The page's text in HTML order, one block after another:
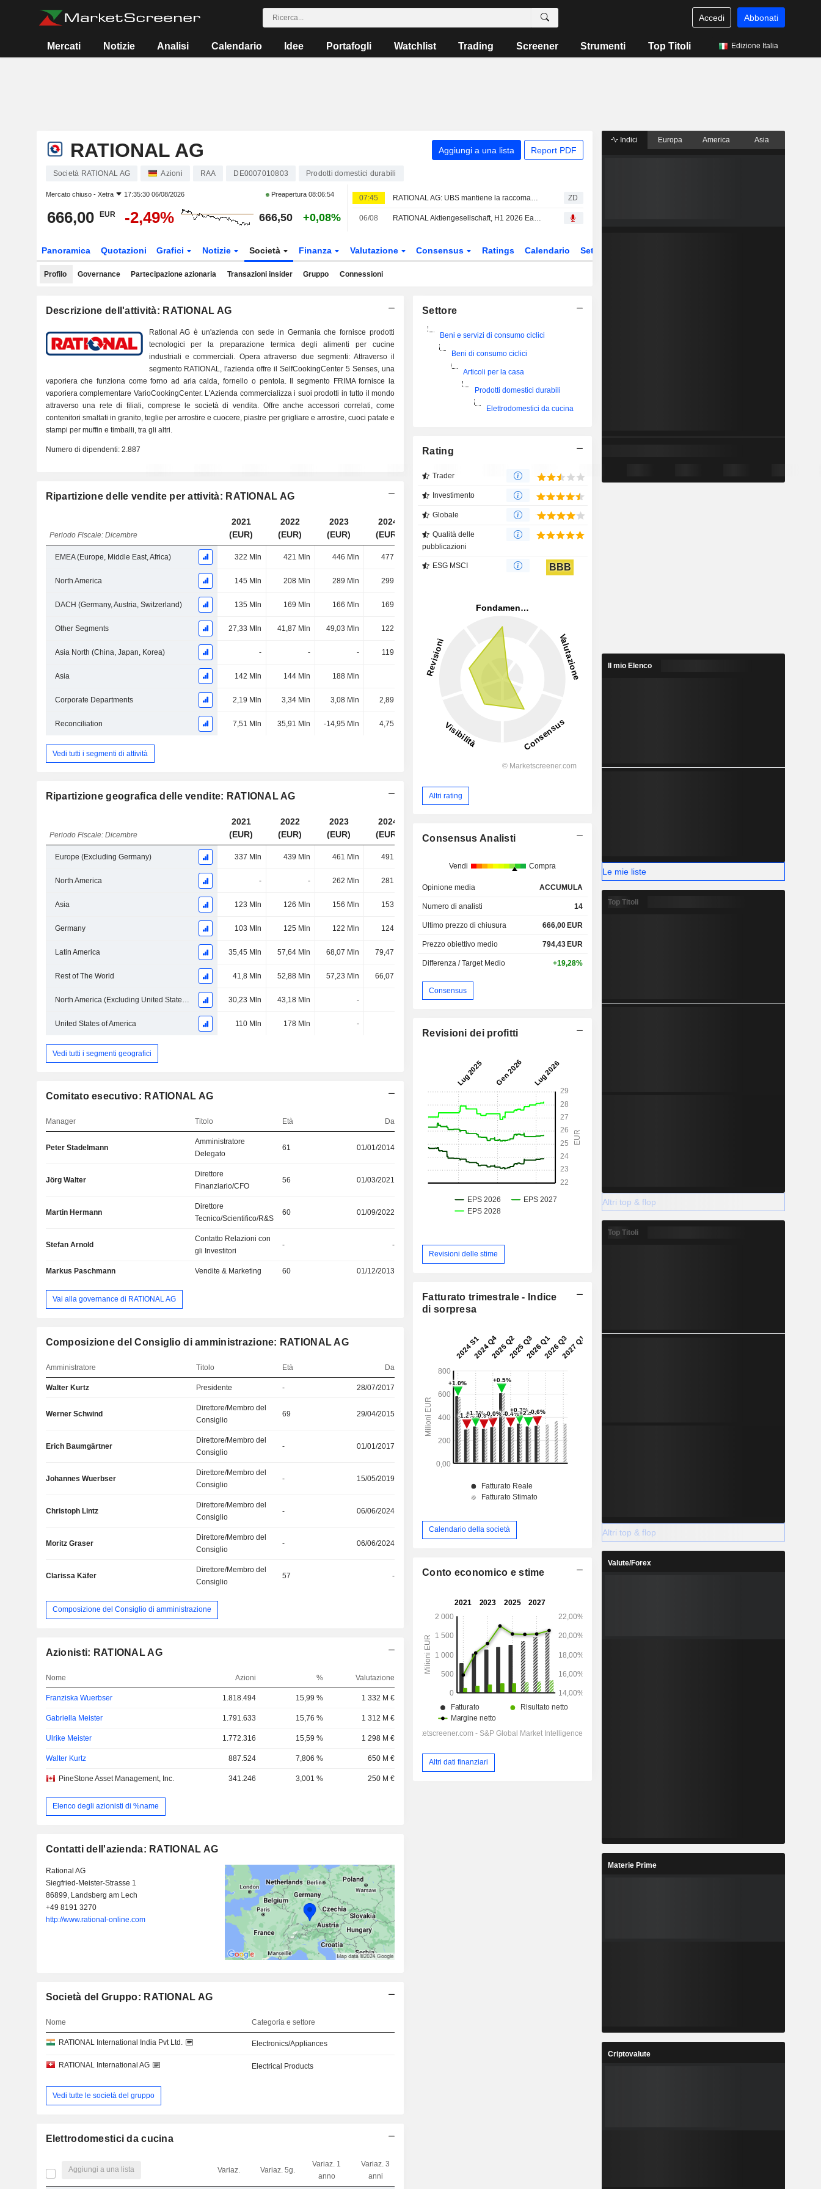
Accedi Abbonati
Mercati Notizie Analisi Calendario Idee Portafogli Watchlist Trading Screener Strumenti Top Titoli Edizione Italia
RATIONAL AG Aggiungi a una lista Report PDF
Società RATIONAL AG Azioni RAA DE0007010803 Prodotti domestici durabili
Mercato chiuso - Xetra 17:35:30 06/08/2026 Preapertura 08:06:54
666,00 EUR -2,49% 666,50 +0,08%
07:45 RATIONAL AG: UBS mantiene la raccomandazione Buy ZD
06/08 RATIONAL Aktiengesellschaft, H1 2026 Earnings Call, Aug 06, 2026
Panoramica Quotazioni Grafici Notizie Società Finanza Valutazione Consensus Ratings Calendario Settore
Profilo Governance Partecipazione azionaria Transazioni insider Gruppo Connessioni
Descrizione dell'attività: RATIONAL AG
Rational AG è un'azienda con sede in Germania che fornisce prodotti
tecnologici per la preparazione termica degli alimenti per cucine
industriali e commerciali. Opera attraverso due segmenti: Attraverso il
segmento RATIONAL, l'azienda offre il SelfCookingCenter 5 Senses, una
vaporiera che funziona come forno ad aria calda, fornello o pentola. Il segmento FRIMA fornisce la
vaporiera complementare VarioCookingCenter. L'Azienda commercializza i suoi prodotti in tutto il mondo
attraverso una rete di filiali, comprese le società di vendita. Offre anche accessori correlati, come
contenitori smaltati in granito, teglie per arrostire e cuocere, piastre per grigliare e arrostire, cuoci patate e
stampi per muffin e timballi, tra gli altri.
Numero di dipendenti: 2.887
Ripartizione delle vendite per attività: RATIONAL AG
Periodo Fiscale: Dicembre
2021
(EUR)
2022
(EUR)
2023
(EUR)
2024
(EUR)
2025
(EUR)
EMEA (Europe, Middle East, Africa) 322 Mln 421 Mln 446 Mln 477 Mln
North America 145 Mln 208 Mln 289 Mln 299 Mln
DACH (Germany, Austria, Switzerland) 135 Mln 169 Mln 166 Mln 169 Mln
Other Segments 27,33 Mln 41,87 Mln 49,03 Mln 122 Mln
Asia North (China, Japan, Korea) - - - 119 Mln 99,29 Mln
Asia 142 Mln 144 Mln 188 Mln
Corporate Departments 2,19 Mln 3,34 Mln 3,08 Mln 2,89 Mln
Reconciliation 7,51 Mln 35,91 Mln -14,95 Mln 4,75 Mln -16,85 Mln
Vedi tutti i segmenti di attività
Ripartizione geografica delle vendite: RATIONAL AG
Periodo Fiscale: Dicembre
2021
(EUR)
2022
(EUR)
2023
(EUR)
2024
(EUR)
(EUR)
Europe (Excluding Germany) 337 Mln 439 Mln 461 Mln 491 Mln
North America - - 262 Mln 281 Mln
Asia 123 Mln 126 Mln 156 Mln 153 Mln 135 Mln
Germany 103 Mln 125 Mln 122 Mln 124 Mln 129 Mln
Latin America 35,45 Mln 57,64 Mln 68,07 Mln 79,47 Mln
Rest of The World 41,8 Mln 52,88 Mln 57,23 Mln 66,07 Mln
North America (Excluding United States of America) 30,23 Mln 43,18 Mln - -
United States of America 110 Mln 178 Mln -
Vedi tutti i segmenti geografici
Comitato esecutivo: RATIONAL AG
Manager Titolo Età Da
Peter Stadelmann
Amministratore
Delegato
61 01/01/2014
Jörg Walter
Direttore
Finanziario/CFO
56 01/03/2021
Martin Hermann
Direttore
Tecnico/Scientifico/R&S
60 01/09/2022
Stefan Arnold
Contatto Relazioni con
gli Investitori
- -
Markus Paschmann Vendite & Marketing 60 01/12/2013
Vai alla governance di RATIONAL AG
Composizione del Consiglio di amministrazione: RATIONAL AG
Amministratore Titolo Età Da
Walter Kurtz Presidente - 28/07/2017
Werner Schwind
Direttore/Membro del
Consiglio
69 29/04/2015
Erich Baumgärtner
Direttore/Membro del
Consiglio
- 01/01/2017
Johannes Wuerbser
Direttore/Membro del
Consiglio
- 15/05/2019
Christoph Lintz
Direttore/Membro del
Consiglio
- 06/06/2024
Moritz Graser
Direttore/Membro del
Consiglio
- 06/06/2024
Clarissa Käfer
Direttore/Membro del
Consiglio
57 -
Composizione del Consiglio di amministrazione
Azionisti: RATIONAL AG
Nome Azioni % Valutazione
Franziska Wuerbser 1.818.494 15,99 % 1 332 M €
Gabriella Meister 1.791.633 15,76 % 1 312 M €
Ulrike Meister 1.772.316 15,59 % 1 298 M €
Walter Kurtz 887.524 7,806 % 650 M €
PineStone Asset Management, Inc. 341.246 3,001 % 250 M €
Elenco degli azionisti di %name
Contatti dell'azienda: RATIONAL AG
Rational AG
Siegfried-Meister-Strasse 1
86899, Landsberg am Lech
+49 8191 3270
http://www.rational-online.com
Società del Gruppo: RATIONAL AG
Nome Categoria e settore
RATIONAL International India Pvt Ltd. Electronics/Appliances
RATIONAL International AG Electrical Products
Vedi tutte le società del gruppo
Elettrodomestici da cucina
Aggiungi a una lista Variaz. Variaz. 5g.
Variaz. 1
anno
Variaz. 3
anni
Settore
Beni e servizi di consumo ciclici
Beni di consumo ciclici
Articoli per la casa
Prodotti domestici durabili
Elettrodomestici da cucina
Rating
Trader
Investimento
Globale
Qualità delle
pubblicazioni
ESG MSCI BBB
Altri rating
Consensus Analisti
Vendi Compra
Opinione media ACCUMULA
Numero di analisti 14
Ultimo prezzo di chiusura 666,00 EUR
Prezzo obiettivo medio 794,43 EUR
Differenza / Target Medio +19,28%
Consensus
Revisioni dei profitti
Revisioni delle stime
Fatturato trimestrale - Indice
di sorpresa
Calendario della società
Conto economico e stime
Altri dati finanziari
Indici Europa America Asia
Il mio Elenco
Le mie liste
Top Titoli
Altri top & flop
Top Titoli
Altri top & flop
Valute/Forex
Materie Prime
Criptovalute